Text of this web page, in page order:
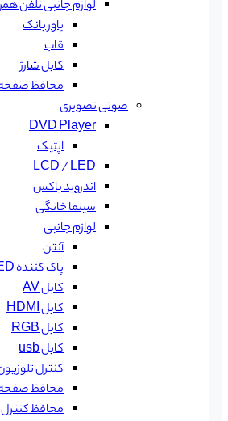
لوازم جانبی تلفن
پاور بانک
قاب
کابل شارژ
محافظ
صوتی تصویری
DVD Player
اپتیک
LCD / LED
اندروید باکس
سینما خانگی
لوازم جانبی
آنتن
پاک کننده LCD / LED
کابل AV
کابل HDMI
کابل RGB
کابل usb
کنترل
محافظ
محافظ کنترل